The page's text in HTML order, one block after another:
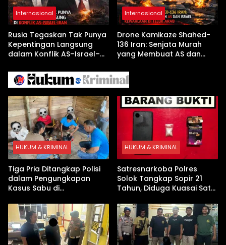
Internasional
Rusia Tegaskan Tak Punya
Kepentingan Langsung
dalam Konflik AS–Israel–
Internasional
Drone Kamikaze Shahed-
136 Iran: Senjata Murah
yang Membuat AS dan
Arab
HUKUM & KRIMINAL
Tiga Pria Ditangkap Polisi
dalam Pengungkapan
Kasus Sabu di
Digital hingga Bong Disita
HUKUM & KRIMINAL
Satresnarkoba Polres
Solok Tangkap Sopir 21
Tahun, Diduga Kuasai Satu